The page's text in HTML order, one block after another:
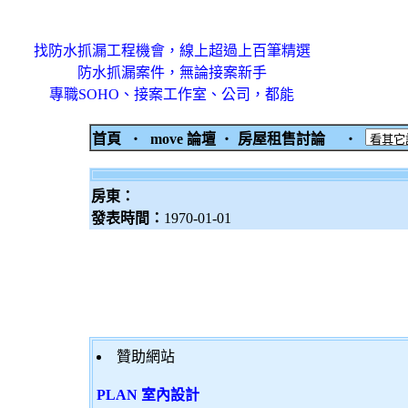
找防水抓漏工程機會，線上超過上百筆精選
防水抓漏案件，無論接案新手
專職SOHO、接案工作室、公司，都能
首頁 ‧ move 論壇 ‧ 房屋租售討論 ‧
房東：
發表時間： 1970-01-01
贊助網站
PLAN 室內設計